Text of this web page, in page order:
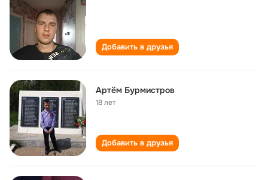
Добавить в друзья
Артём Бурмистров
18 лет
Добавить в друзья